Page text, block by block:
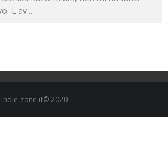
L'av...
indie-zone.it© 2020